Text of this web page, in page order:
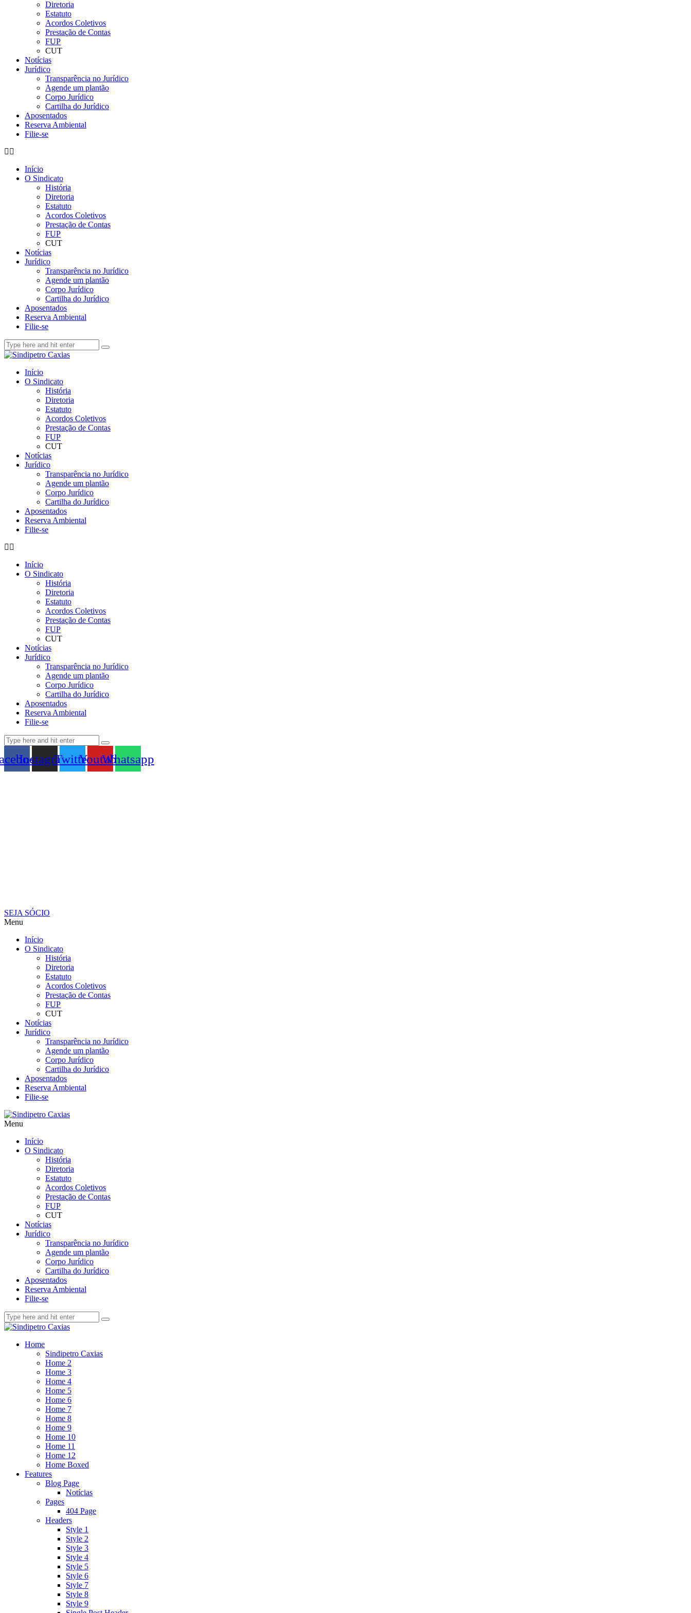
Diretoria
Estatuto
Acordos Coletivos
Prestação de Contas
FUP
CUT
Notícias
Jurídico
Transparência no Jurídico
Agende um plantão
Corpo Jurídico
Cartilha do Jurídico
Aposentados
Reserva Ambiental
Filie-se
Início
O Sindicato
História
Diretoria
Estatuto
Acordos Coletivos
Prestação de Contas
FUP
CUT
Notícias
Jurídico
Transparência no Jurídico
Agende um plantão
Corpo Jurídico
Cartilha do Jurídico
Aposentados
Reserva Ambiental
Filie-se
Início
O Sindicato
História
Diretoria
Estatuto
Acordos Coletivos
Prestação de Contas
FUP
CUT
Notícias
Jurídico
Transparência no Jurídico
Agende um plantão
Corpo Jurídico
Cartilha do Jurídico
Aposentados
Reserva Ambiental
Filie-se
Início
O Sindicato
História
Diretoria
Estatuto
Acordos Coletivos
Prestação de Contas
FUP
CUT
Notícias
Jurídico
Transparência no Jurídico
Agende um plantão
Corpo Jurídico
Cartilha do Jurídico
Aposentados
Reserva Ambiental
Filie-se
InstagramTwitterYoutubeWhatsapp
SEJA SÓCIO
Menu
Início
O Sindicato
História
Diretoria
Estatuto
Acordos Coletivos
Prestação de Contas
FUP
CUT
Notícias
Jurídico
Transparência no Jurídico
Agende um plantão
Corpo Jurídico
Cartilha do Jurídico
Aposentados
Reserva Ambiental
Filie-se
Menu
Início
O Sindicato
História
Diretoria
Estatuto
Acordos Coletivos
Prestação de Contas
FUP
CUT
Notícias
Jurídico
Transparência no Jurídico
Agende um plantão
Corpo Jurídico
Cartilha do Jurídico
Aposentados
Reserva Ambiental
Filie-se
Home
Sindipetro Caxias
Home 2
Home 3
Home 4
Home 5
Home 6
Home 7
Home 8
Home 9
Home 10
Home 11
Home 12
Home Boxed
Features
Blog Page
Notícias
Pages
404 Page
Headers
Style 1
Style 2
Style 3
Style 4
Style 5
Style 6
Style 7
Style 8
Style 9